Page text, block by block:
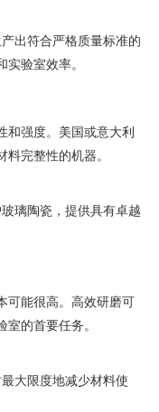
出符合严格质量标准的
验室效率。
和强度。美国或意大利
完整性的机器。
璃陶瓷，提供具有卓越
可能很高。高效研磨可
的首要任务。
大限度地减少材料使